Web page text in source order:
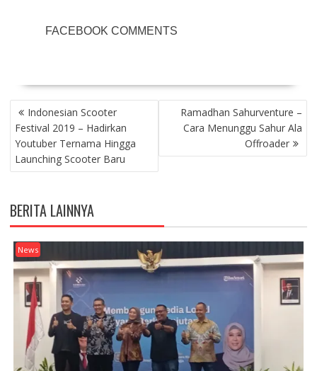
FACEBOOK COMMENTS
POST
NAVIGATION
Indonesian Scooter
Festival 2019 – Hadirkan
Youtuber Ternama Hingga
Launching Scooter Baru
Ramadhan Sahurventure –
Cara Menunggu Sahur Ala
Offroader
BERITA LAINNYA
News